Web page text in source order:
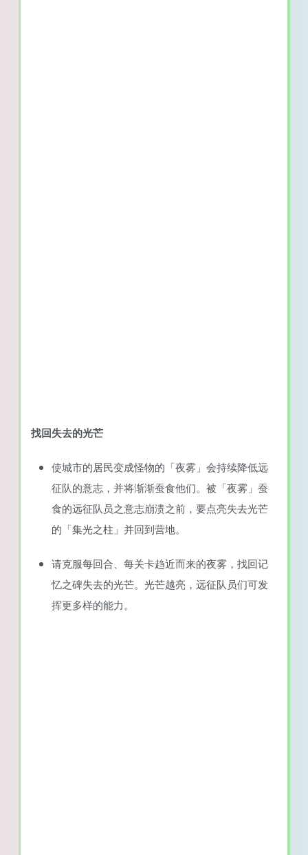
找回失去的光芒
使城市的居民变成怪物的「夜雾」会持续降低远
征队的意志，并将渐渐蚕食他们。被「夜雾」蚕
食的远征队员之意志崩溃之前，要点亮失去光芒
的「集光之柱」并回到营地。
请克服每回合、每关卡趋近而来的夜雾，找回记
忆之碑失去的光芒。光芒越亮，远征队员们可发
挥更多样的能力。